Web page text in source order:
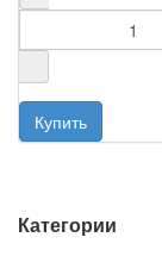
Категории